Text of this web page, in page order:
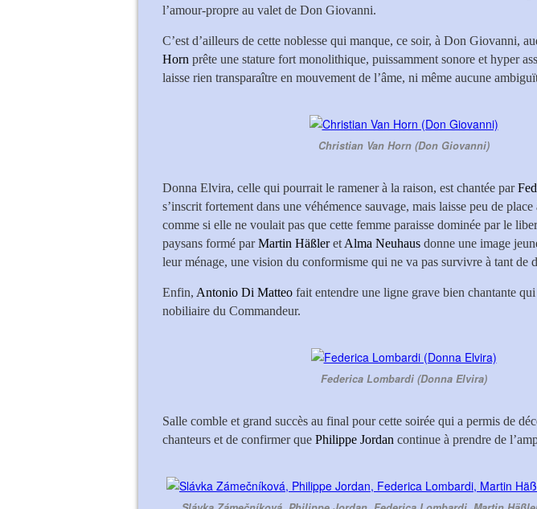
l’amour-propre au valet de Don Giovanni.
C’est d’ailleurs de cette noblesse qui manque, ce soir, à Don Giovanni,
Horn prête une stature fort monolithique, puissamment sonore et hyper
laisse rien transparaître en mouvement de l’âme, ni même aucune
Christian Van Horn (Don Giovanni)
Donna Elvira, celle qui pourrait le ramener à la raison, est chantée par
s’inscrit fortement dans une véhémence sauvage, mais laisse peu de place
comme si elle ne voulait pas que cette femme paraisse dominée par le
paysans formé parMartin Häßleret Alma Neuhaus donne une image
leur ménage, une vision du conformisme qui ne va pas survivre à tant de
Enfin, Antonio Di Matteo fait entendre une ligne grave bien chantante
nobiliaire du Commandeur.
Federica Lombardi (Donna Elvira)
Salle comble et grand succès au final pour cette soirée qui a permis de
chanteurs et de confirmer que Philippe Jordan continue à prendre de